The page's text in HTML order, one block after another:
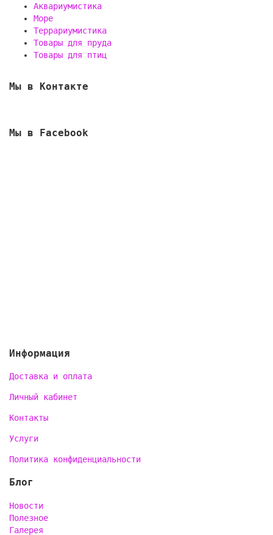
Аквариумистика
Море
Террариумистика
Товары для пруда
Товары для птиц
Мы в Контакте
Мы в Facebook
Информация
Доставка и оплата
Личный кабинет
Контакты
Услуги
Политика конфиденциальности
Блог
Новости
Полезное
Галерея